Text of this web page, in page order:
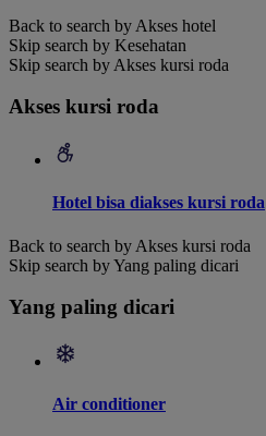
Back to search by Akses hotel
Skip search by Kesehatan
Skip search by Akses kursi roda
Akses kursi roda
Hotel bisa diakses kursi roda
Back to search by Akses kursi roda
Skip search by Yang paling dicari
Yang paling dicari
Air conditioner